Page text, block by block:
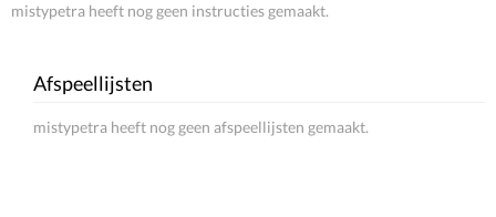
mistypetra heeft nog geen instructies gemaakt.
Afspeellijsten
mistypetra heeft nog geen afspeellijsten gemaakt.